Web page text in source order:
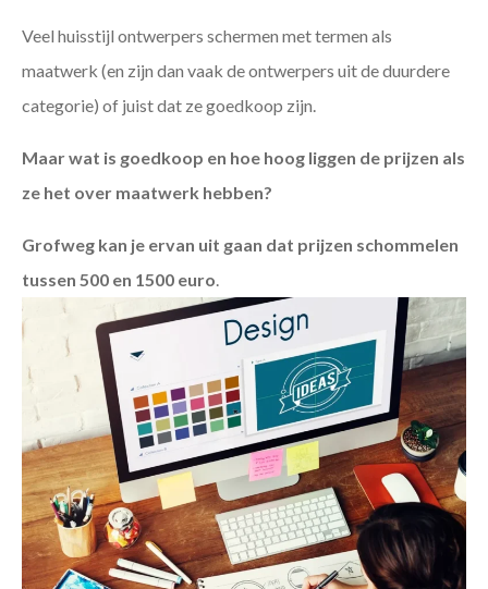
Veel huisstijl ontwerpers schermen met termen als
maatwerk (en zijn dan vaak de ontwerpers uit de duurdere
categorie) of juist dat ze goedkoop zijn.
Maar wat is goedkoop en hoe hoog liggen de prijzen als
ze het over maatwerk hebben?
Grofweg kan je ervan uit gaan dat prijzen schommelen
tussen 500 en 1500 euro.